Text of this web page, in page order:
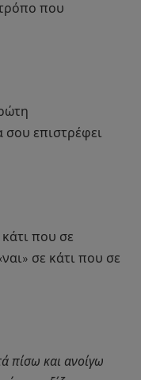
που
σου επιστρέφει
που σε
σε κάτι που σε
πίσω και ανοίγω